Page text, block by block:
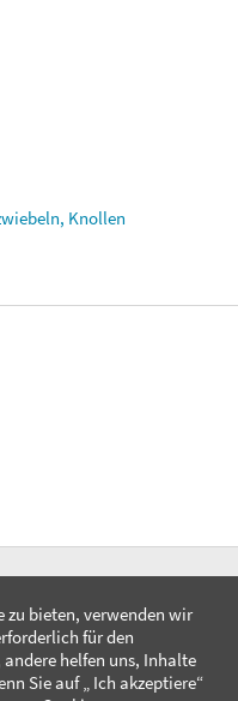
Knollen
zu bieten, verwenden wir
für den
helfen uns, Inhalte
Sie auf „ Ich akzeptiere“